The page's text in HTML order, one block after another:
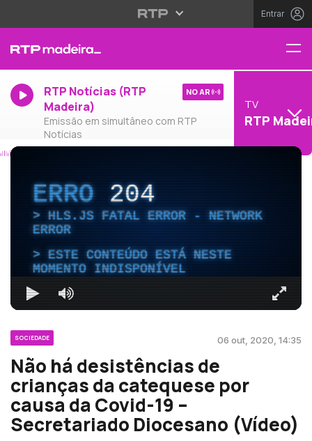
Entrar
RTP Notícias (RTP
Madeira)
Emissão em simultâneo com RTP
Notícias
NO AR
TV
RTP
ERRO204
HLS.JS FATAL ERROR - NETWORK
ERROR
ESTE CONTEÚDO ESTÁ NESTE
MOMENTO INDISPONÍVEL
SOCIEDADE 06 out, 2020, 14:35
Não há desistências de
crianças da catequese por
causa da Covid-19 –
Secretariado Diocesano (Vídeo)